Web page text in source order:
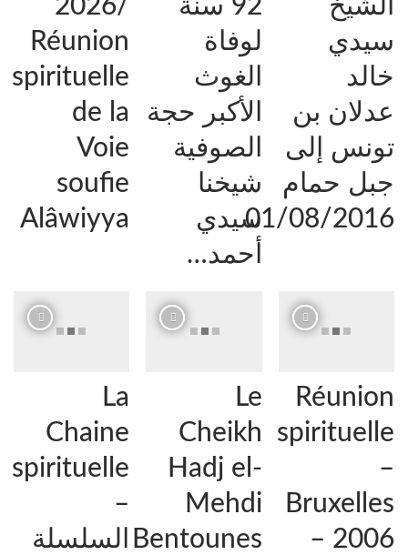
الشيخ
سيدي
خالد
عدلان بن
تونس إلى
جبل حمام
01/08/2016
92 سنة
لوفاة
الغوث
الأكبر حجة
الصوفية
شيخنا
سيدي
أحمد…
/2026
Réunion
spirituelle
de la
Voie
soufie
Alâwiyya
Réunion
spirituelle
–
Bruxelles
2006 –
Le
Cheikh
Hadj el-
Mehdi
Bentounes
La
Chaine
spirituelle
–
السلسلة